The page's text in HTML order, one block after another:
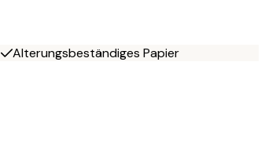
Alterungsbeständiges Papier